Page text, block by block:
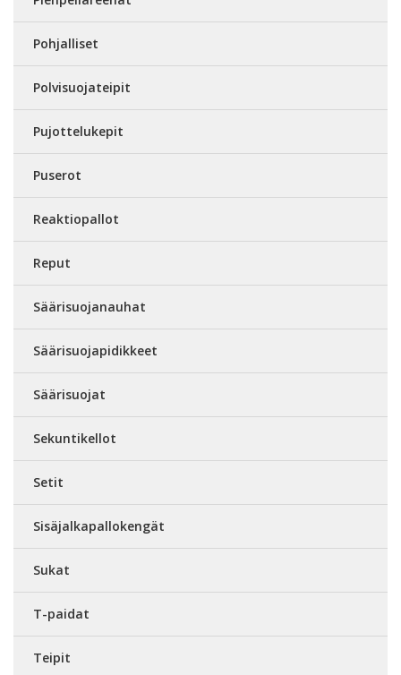
Pohjalliset
Polvisuojateipit
Pujottelukepit
Puserot
Reaktiopallot
Reput
Säärisuojanauhat
Säärisuojapidikkeet
Säärisuojat
Sekuntikellot
Setit
Sisäjalkapallokengät
Sukat
T-paidat
Teipit